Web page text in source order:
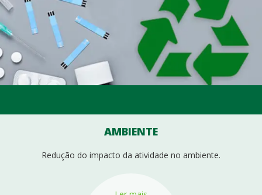
AMBIENTE
Redução do impacto da atividade no ambiente.